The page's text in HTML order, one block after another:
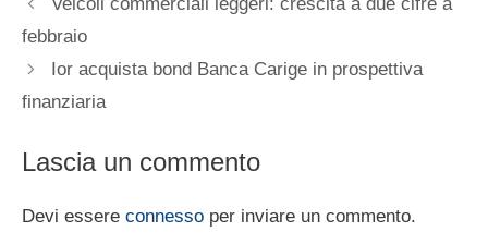
Veicoli commerciali leggeri: crescita a due cifre a
febbraio
Ior acquista bond Banca Carige in prospettiva
finanziaria
Lascia un commento
Devi essere connesso per inviare un commento.